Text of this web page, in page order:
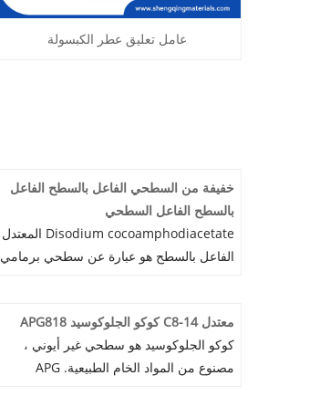
عامل تعليق عطر الكبسولة
خفيفة من السطحي الفاعل بالسطح الفاعل
بالسطح الفاعل السطحي
Disodium cocoamphodiacetate المعتدل
الفاعل بالسطح هو عبارة عن سطحي برمامي
على السمك العالية. يستخدم
Cocoamphodiacetate على نطاق واسع في
الشامبو المعتدل ، وغسل الجسم ، ومنظف
معتدل C8-14 كوكو الجلوكوسيد APG818
كوكو الجلوكوسيد هو سطحي غير أيوني ،
مصنوع من المواد الخام الطبيعية. APG